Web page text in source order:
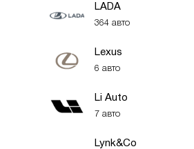
LADA
364 авто
Lexus
6 авто
Li Auto
7 авто
Lynk&Co